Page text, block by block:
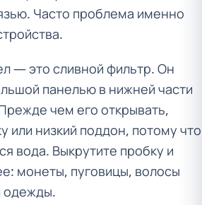
Часто проблема именно
— это сливной фильтр. Он
панелью в нижней части
чем его открывать,
или низкий поддон, потому что
вода. Выкрутите пробку и
монеты, пуговицы, волосы
одежды.